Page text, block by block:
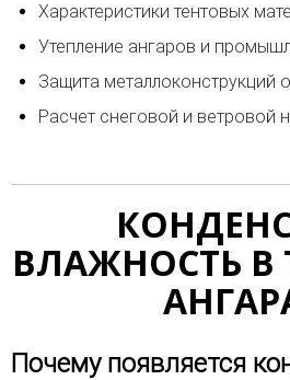
Характеристики тентовых
Утепление ангаров и
Защита металлоконструкций
Расчет снеговой и ветровой
ВЛАЖНОСТЬ В
Почему появляется